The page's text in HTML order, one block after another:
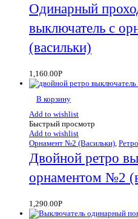
Одинарный
выключатель с
(васильки)
1,160.00Р
В корзину
Add to wishlist
Быстрый просмотр
Add to wishlist
Орнамент №2 (Васильки),
Двойной ретро
орнаментом №2
1,290.00Р